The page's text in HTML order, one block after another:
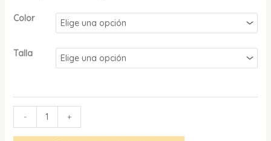
Color
Talla
- +